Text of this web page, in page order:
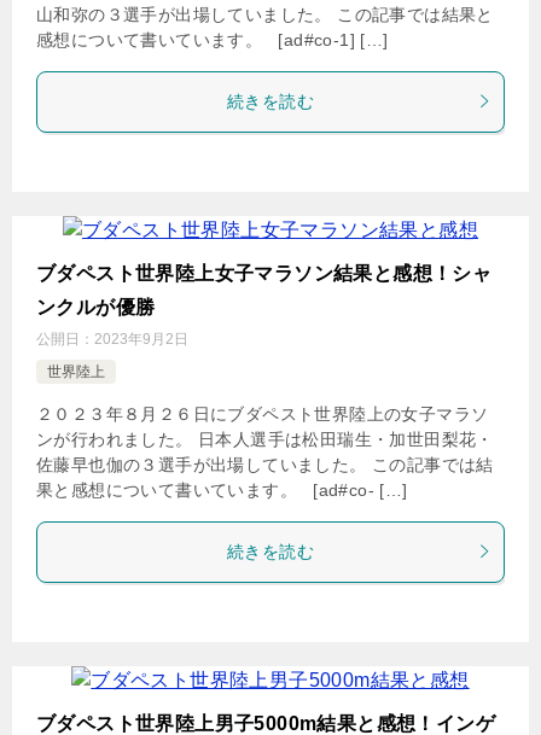
山和弥の３選手が出場していました。 この記事では結果と
感想について書いています。 [ad#co-1] […]
続きを読む
ブダペスト世界陸上女子マラソン結果と感想！シャ
ンクルが優勝
公開日： 2023年9月2日
世界陸上
２０２３年８月２６日にブダペスト世界陸上の女子マラソ
ンが行われました。 日本人選手は松田瑞生・加世田梨花・
佐藤早也伽の３選手が出場していました。 この記事では結
果と感想について書いています。 [ad#co- […]
続きを読む
ブダペスト世界陸上男子5000m結果と感想！インゲ